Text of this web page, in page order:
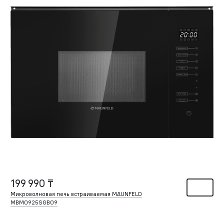
199 990 ₸
Микроволновая печь встраиваемая MAUNFELD
MBMO925SGB09